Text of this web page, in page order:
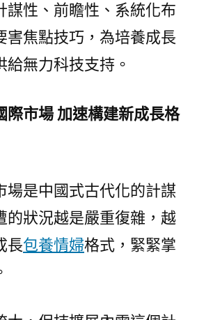
謀性、前瞻性、系統化布
害焦點技巧，為培養成長
給無力科技支持。
際市場 加速構建新成長格
是中國式古代化的計謀
的狀況越是嚴重復雜，越
長包養情婦格式，緊緊掌